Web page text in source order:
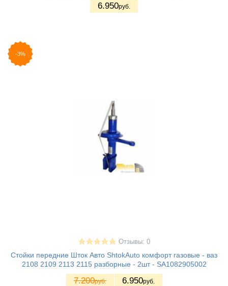
6.950руб.
-3%
Отзывы: 0
Стойки передние Шток Авто ShtokAuto комфорт газовые - ваз
2108 2109 2113 2115 разборные - 2шт - SA1082905002
7.200руб. 6.950руб.